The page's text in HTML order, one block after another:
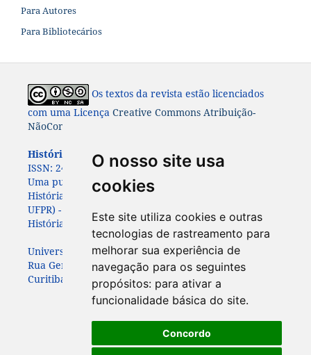
O nosso site usa
cookies
Este site utiliza cookies e outras
tecnologias de rastreamento para
melhorar sua experiência de
navegação para os seguintes
propósitos: para ativar a
funcionalidade básica do site.
Concordo
Para Autores
Para Bibliotecários
Os textos da revista estão licenciados
com uma Licença Creative Commons Atribuição-
NãoComercial-CompartilhaIgual 4.0 Internacional
História: Questões & Debates.ISSN: 0100-6932 e e-
ISSN: 2447-8261.
Uma publicação do Programa de Pós-Graduação em
História da Universidade Federal do Paraná (PPGHIS-
UFPR) - com apoio da
História (APAH)
Universidade Federal do Paraná
Rua General Carneiro, 460, 7º andar
Curitiba – Paraná – Brasil - CEP: 80060-150